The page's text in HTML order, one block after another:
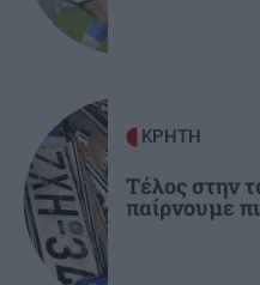
δύο παιδιά τους πάνω
Ηράκλειο: Δύο
Κατασχέθηκε σχεδόν
ΚΡΗΤΗ
Τέλος στην
παίρνουμε